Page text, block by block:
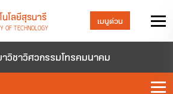
โลยีสุรนารี
OF TECHNOLOGY
เมนูด่วน
าวิชาวิศวกรรมโทรคมนาคม